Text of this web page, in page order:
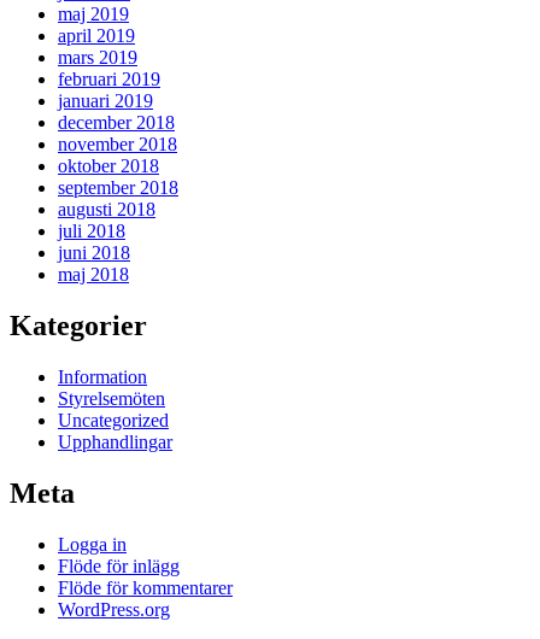
maj 2019
april 2019
mars 2019
februari 2019
januari 2019
december 2018
november 2018
oktober 2018
september 2018
augusti 2018
juli 2018
juni 2018
maj 2018
Kategorier
Information
Styrelsemöten
Uncategorized
Upphandlingar
Meta
Logga in
Flöde för inlägg
Flöde för kommentarer
WordPress.org